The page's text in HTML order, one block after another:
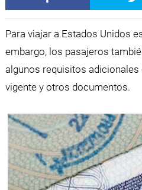
Para viajar a Estados Unidos
embargo, los pasajeros
algunos requisitos
vigente y otros documentos.